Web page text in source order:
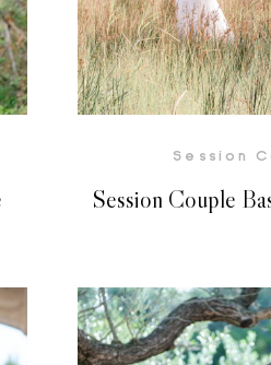
Session
Session Couple